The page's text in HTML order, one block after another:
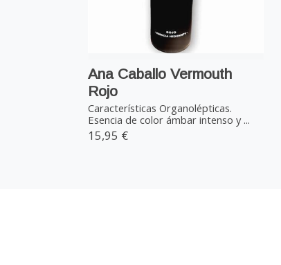
Ana Caballo Vermouth
Rojo
Características Organolépticas.
Esencia de color ámbar intenso y ...
15,95 €